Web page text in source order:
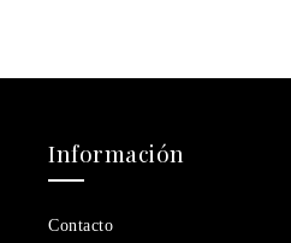
Información
Contacto